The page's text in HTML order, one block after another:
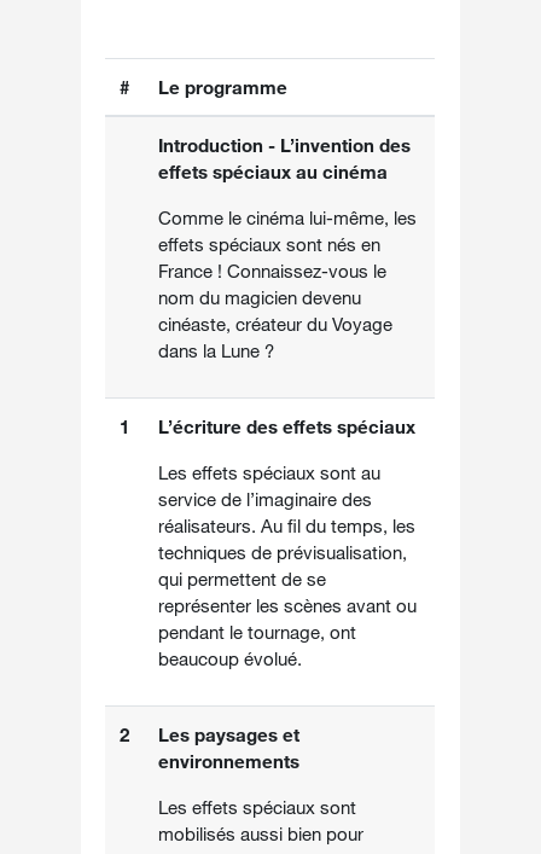
# Le programme
Introduction - L’invention des
effets spéciaux au cinéma
Comme le cinéma lui-même, les
effets spéciaux sont nés en
France ! Connaissez-vous le
nom du magicien devenu
cinéaste, créateur du Voyage
dans la Lune ?
1 L’écriture des effets spéciaux
Les effets spéciaux sont au
service de l’imaginaire des
réalisateurs. Au fil du temps, les
techniques de prévisualisation,
qui permettent de se
représenter les scènes avant ou
pendant le tournage, ont
beaucoup évolué.
2
Les paysages et
environnements
Les effets spéciaux sont
mobilisés aussi bien pour